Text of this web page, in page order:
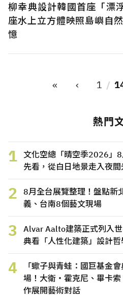
柳幸典設計韓國首座「漂
座水上立方體映照島嶼自
憶
« ‹ 1
熱門
1
文化空總「晴空季2026」
先看，從白日地景走入夜間
2
8月全台展覽整理！盤點新
義、台南8個藝文現場
3
Alvar Aalto建築正式列入
典看「人性化建築」設計哲
4
「蠍子與青蛙：國巨基金
場！大衛・霍克尼、畢卡
作展開藝術對話